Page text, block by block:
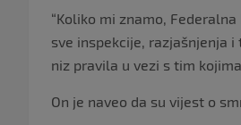
“Koliko mi znamo,
sve inspekcije, razjašnjenja
niz pravila u vezi s tim
On je naveo da su vijest o